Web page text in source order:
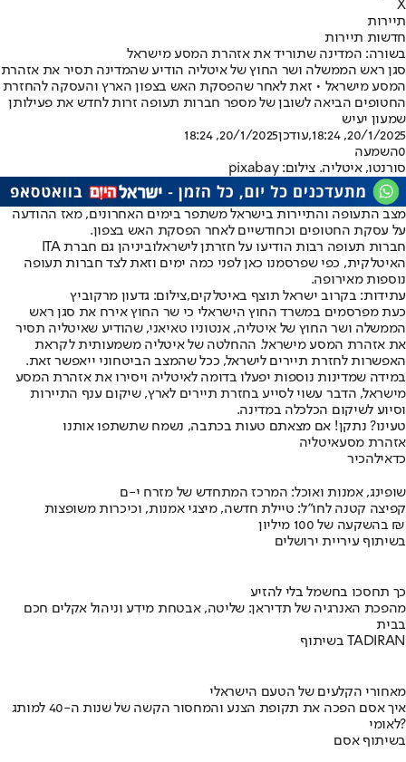
X
תיירות
חדשות תיירות
בשורה: המדינה שתוריד את אזהרת המסע מישראל
סגן ראש הממשלה ושר החוץ של איטליה הודיע שהמדינה תסיר את אזהרת
המסע מישראל • זאת לאחר שהפסקת האש בצפון הארץ והעסקה להחזרת
החטופים הביאה לשובן של מספר חברות תעופה זרות לחדש את פעילותן
שמעון יעיש
20/1/2025, 18:24
,עודכן20/1/2025, 18:24
0השמעה
סורנטו, איטליה. צילום: pixabay
מצב התעופה והתיירות בישראל משתפר בימים האחרונים, מאז ההודעה
על עסקת החטופים וכחודשיים לאחר הפסקת האש בצפון.
חברות תעופה רבות הודיעו על חזרתן לישראל
וביניהן גם חברת ITA
האיטלקית, כפי שפרסמנו כאן לפני כמה ימים וזאת לצד חברות תעופה
נוספות מאירופה.
עתידות: בקרוב ישראל תוצף באיטלקים,צילום: גדעון מרקוביץ
כעת מפרסמים במשרד החוץ הישראלי כי שר החוץ אירח את סגן ראש
הממשלה ושר החוץ של איטליה, אנטוניו טאיאני, שהודיע שאיטליה תסיר
את אזהרת המסע מישראל. ההחלטה של איטליה משמעותית לקראת
האפשרות לחזרת תיירים לישראל, ככל שהמצב הביטחוני ייאפשר זאת.
במידה שמדינות נוספות יפעלו בדומה לאיטליה ויסירו את אזהרת המסע
מישראל, הדבר עשוי לסייע בחזרת תיירים לארץ, שיקום ענף התיירות
וסיוע לשיקום הכלכלה במדינה.
טעינו? נתקן! אם מצאתם טעות בכתבה, נשמח שתשתפו אותנו
אזהרת מסעאיטליה
כדאילהכיר
שופינג, אמנות ואוכל: המרכז המתחדש של מזרח י-ם
קפיצה קטנה לחו"ל: טיילת חדשה, מיצגי אמנות, וכיכרות משופצות
בהשקעה של 100 מיליון ₪
בשיתוף עיריית ירושלים
כך תחסכו בחשמל בלי להזיע
מהפכת האנרגיה של תדיראן: שליטה, אבטחת מידע וניהול אקלים חכם
בבית
בשיתוף TADIRAN
מאחורי הקלעים של הטעם הישראלי
איך אסם הפכה את תקופת הצנע והמחסור הקשה של שנות ה-40 למותג
לאומי?
בשיתוף אסם